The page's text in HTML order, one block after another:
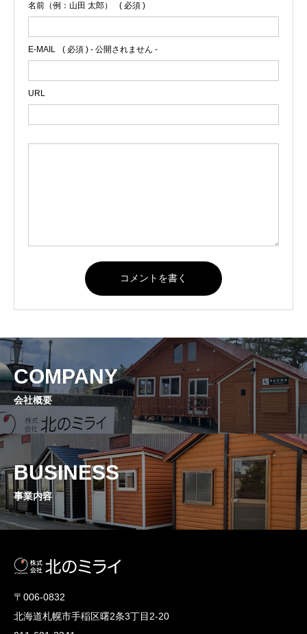
名前（例：山田 太郎） ( 必須 )
E-MAIL ( 必須 ) - 公開されません -
URL
COMPANY
会社概要
BUSINESS
事業内容
〒006-0832
北海道札幌市手稲区曙2条3丁目2-20